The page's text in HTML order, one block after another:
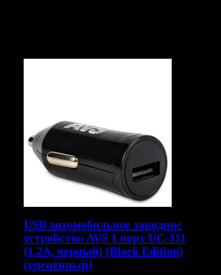
USB автомобильное зарядное
устройство AVS 1 порт UC-311
(1,2А, черный) (Black Edition)
(уценённый)